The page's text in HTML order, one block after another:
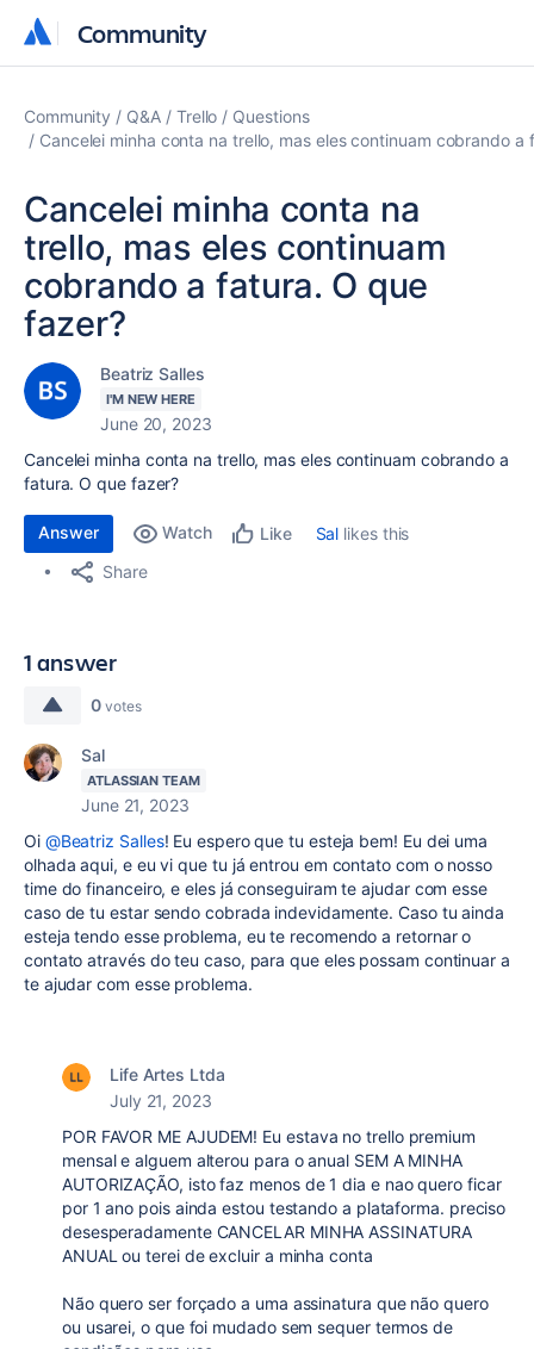
Community
Community
Community Q&A Trello
Questions
Cancelei minha conta na trello, mas eles continuam cobrando a
Cancelei minha conta na
trello, mas eles continuam
cobrando a fatura. O que
fazer?
Beatriz Salles
I'M NEW HERE
June 20, 2023
Cancelei minha conta na trello, mas eles continuam cobrando a
fatura. O que fazer?
Answer Watch Like Sal likes this
Share
1 answer
0 votes
Sal
ATLASSIAN TEAM
June 21, 2023
Oi @Beatriz Salles! Eu espero que tu esteja bem! Eu dei uma
olhada aqui, e eu vi que tu já entrou em contato com o nosso
time do financeiro, e eles já conseguiram te ajudar com esse
caso de tu estar sendo cobrada indevidamente. Caso tu ainda
esteja tendo esse problema, eu te recomendo a retornar o
contato através do teu caso, para que eles possam continuar a
te ajudar com esse problema.
Life Artes Ltda
July 21, 2023
POR FAVOR ME AJUDEM! Eu estava no trello premium
mensal e alguem alterou para o anual SEM A MINHA
AUTORIZAÇÃO, isto faz menos de 1 dia e nao quero ficar
por 1 ano pois ainda estou testando a plataforma. preciso
desesperadamente CANCELAR MINHA ASSINATURA
ANUAL ou terei de excluir a minha conta
Não quero ser forçado a uma assinatura que não quero
ou usarei, o que foi mudado sem sequer termos de